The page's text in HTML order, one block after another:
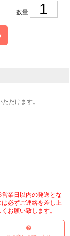
数量
だけます。
業日以内の発送とな
必ずご連絡を差し上
お願い致します。